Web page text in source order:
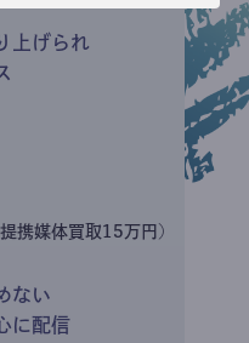
上げられ
携媒体買取15万円)
ない
に配信